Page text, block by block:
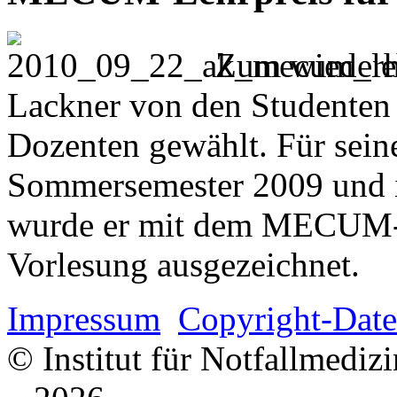
Zum
Lackner von den
Dozenten gewählt. Für
Sommersemester 2009
wurde er mit dem
Vorlesung ausgezeichnet.
Impressum Copyright-
© Institut für